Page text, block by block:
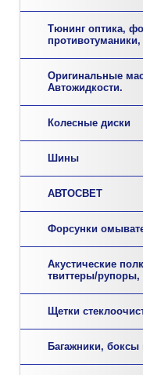
Тюнинг оптика,
противотуманики,
Оригинальные
Автожидкости.
Колесные диски
Шины
АВТОСВЕТ
Форсунки
Акустические
твиттеры/рупоры,
Щетки
Багажники,